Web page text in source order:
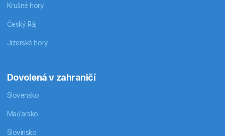
Krušné hory
Český Ráj
Jizerské hory
Dovolená v zahraničí
Slovensko
Maďarsko
Slovinsko